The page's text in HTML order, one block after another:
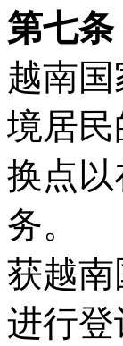
第七条
越南
境居
换点
务。
获越
进行登